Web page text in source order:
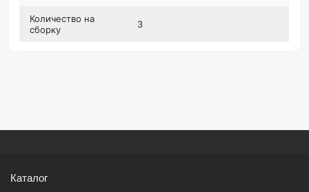
Количество на
сборку
3
Каталог